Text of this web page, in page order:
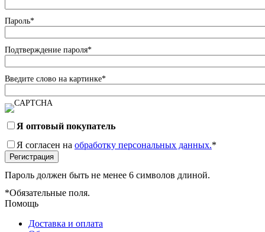
Пароль*
Подтверждение пароля*
Введите слово на картинке*
Я оптовый покупатель
Я согласен на обработку персональных данных.*
Пароль должен быть не менее 6 символов длиной.
*Обязательные поля.
Помощь
Доставка и оплата